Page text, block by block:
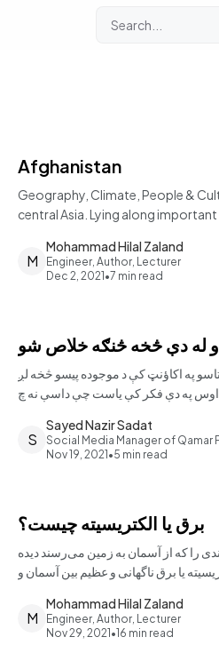
Afghanistan
Geography, Climate, People &
central Asia. Lying along
M
Mohammad Hilal Zaland
Engineer, Author, Lecturer
Dec 2, 2021 •7 min read
له دې څخه څنګه خلاص شو
په اکاؤنټ کې د موجوده پیسو څخه لږ
S
Sayed Nazir Sadat
Social Media Manager of Qamar
Nov 19, 2021 •5 min read
برق یا الکتریسیته چیست؟
را که از آسمان به زمین می‌رسند دیده
یا برق ناگهانی و عظیم بین آسمان و
M
Mohammad Hilal Zaland
Engineer, Author, Lecturer
Nov 29, 2021 •16 min read